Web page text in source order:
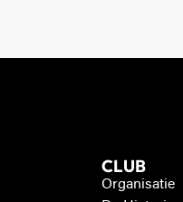
CLUB
Organisatie